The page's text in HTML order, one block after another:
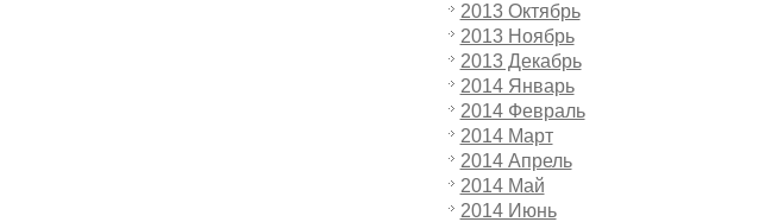
2013 Октябрь
2013 Ноябрь
2013 Декабрь
2014 Январь
2014 Февраль
2014 Март
2014 Апрель
2014 Май
2014 Июнь